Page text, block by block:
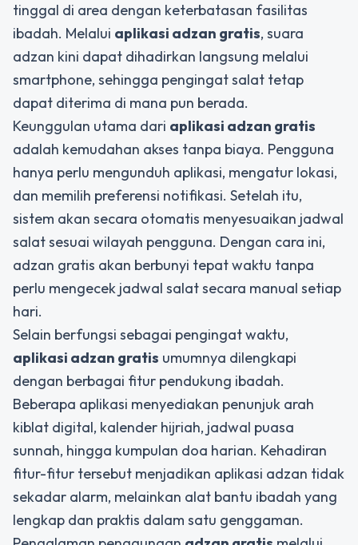
tinggal di area dengan keterbatasan fasilitas
ibadah. Melalui aplikasi adzan gratis, suara
adzan kini dapat dihadirkan langsung melalui
smartphone, sehingga pengingat salat tetap
dapat diterima di mana pun berada.
Keunggulan utama dari aplikasi adzan gratis
adalah kemudahan akses tanpa biaya. Pengguna
hanya perlu mengunduh aplikasi, mengatur lokasi,
dan memilih preferensi notifikasi. Setelah itu,
sistem akan secara otomatis menyesuaikan jadwal
salat sesuai wilayah pengguna. Dengan cara ini,
adzan gratis akan berbunyi tepat waktu tanpa
perlu mengecek jadwal salat secara manual setiap
hari.
Selain berfungsi sebagai pengingat waktu,
aplikasi adzan gratis umumnya dilengkapi
dengan berbagai fitur pendukung ibadah.
Beberapa aplikasi menyediakan penunjuk arah
kiblat digital, kalender hijriah, jadwal puasa
sunnah, hingga kumpulan doa harian. Kehadiran
fitur-fitur tersebut menjadikan aplikasi adzan tidak
sekadar alarm, melainkan alat bantu ibadah yang
lengkap dan praktis dalam satu genggaman.